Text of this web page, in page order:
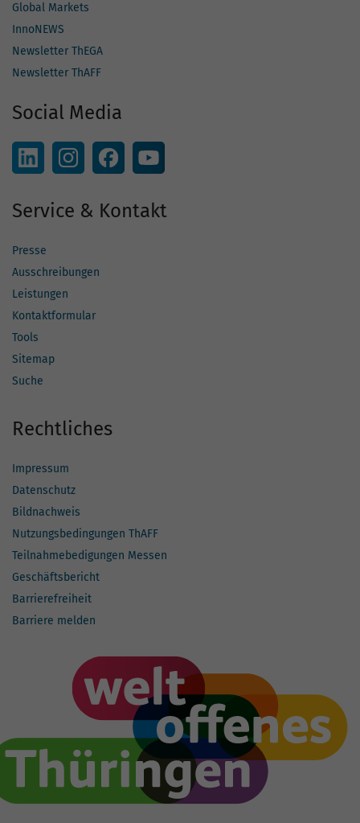
Global Markets
InnoNEWS
Newsletter ThEGA
Newsletter ThAFF
Social Media
Service & Kontakt
Presse
Ausschreibungen
Leistungen
Kontaktformular
Tools
Sitemap
Suche
Rechtliches
Impressum
Datenschutz
Bildnachweis
Nutzungsbedingungen ThAFF
Teilnahmebedigungen Messen
Geschäftsbericht
Barrierefreiheit
Barriere melden